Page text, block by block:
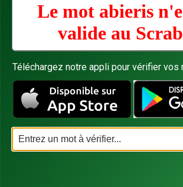
Le mot abieris
valide au
Téléchargez notre appli pour vérifier vos